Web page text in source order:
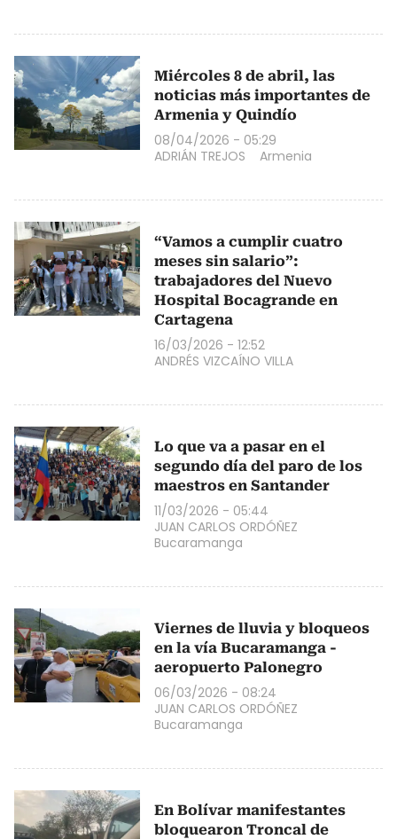
Miércoles 8 de abril, las
noticias más importantes de
Armenia y Quindío
08/04/2026 - 05:29
ADRIÁN TREJOS
Armenia
“Vamos a cumplir cuatro
meses sin salario”:
trabajadores del Nuevo
Hospital Bocagrande en
Cartagena
16/03/2026 - 12:52
ANDRÉS VIZCAÍNO VILLA
Lo que va a pasar en el
segundo día del paro de los
maestros en Santander
11/03/2026 - 05:44
JUAN CARLOS ORDÓÑEZ
Bucaramanga
Viernes de lluvia y bloqueos
en la vía Bucaramanga -
aeropuerto Palonegro
06/03/2026 - 08:24
JUAN CARLOS ORDÓÑEZ
Bucaramanga
En Bolívar manifestantes
bloquearon Troncal de